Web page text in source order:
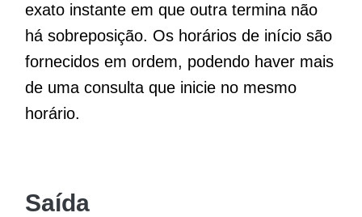
exato instante em que outra termina não
há sobreposição. Os horários de início são
fornecidos em ordem, podendo haver mais
de uma consulta que inicie no mesmo
horário.
Saída